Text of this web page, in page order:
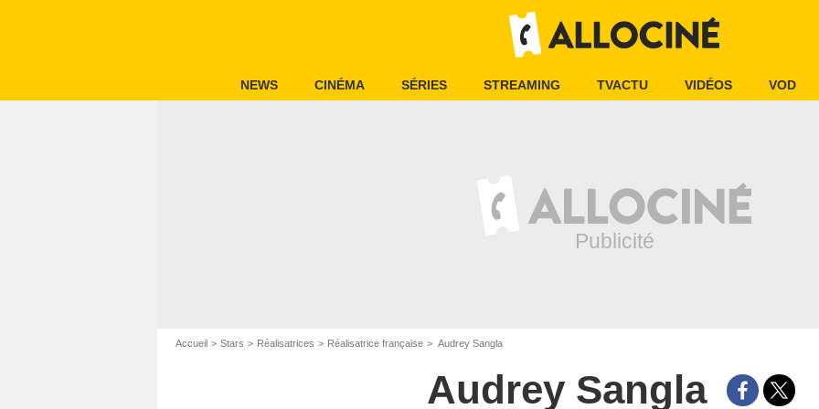
NEWS CINÉMA SÉRIES STREAMING TVACTU VIDÉOS VOD
Accueil Stars Réalisatrices Réalisatrice française Audrey Sangla
Audrey Sangla